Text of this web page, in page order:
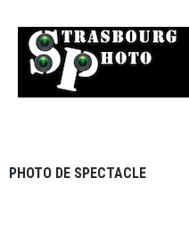
PHOTO DE SPECTACLE